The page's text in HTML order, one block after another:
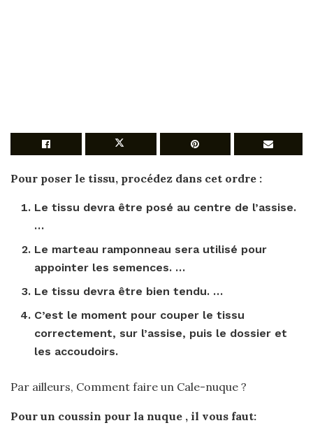
Pour poser le tissu, procédez dans cet ordre :
Le tissu devra être posé au centre de l’assise.
…
Le marteau ramponneau sera utilisé pour
appointer les semences. …
Le tissu devra être bien tendu. …
C’est le moment pour couper le tissu
correctement, sur l’assise, puis le dossier et
les accoudoirs.
Par ailleurs, Comment faire un Cale-nuque ?
Pour un coussin pour la nuque , il vous faut: